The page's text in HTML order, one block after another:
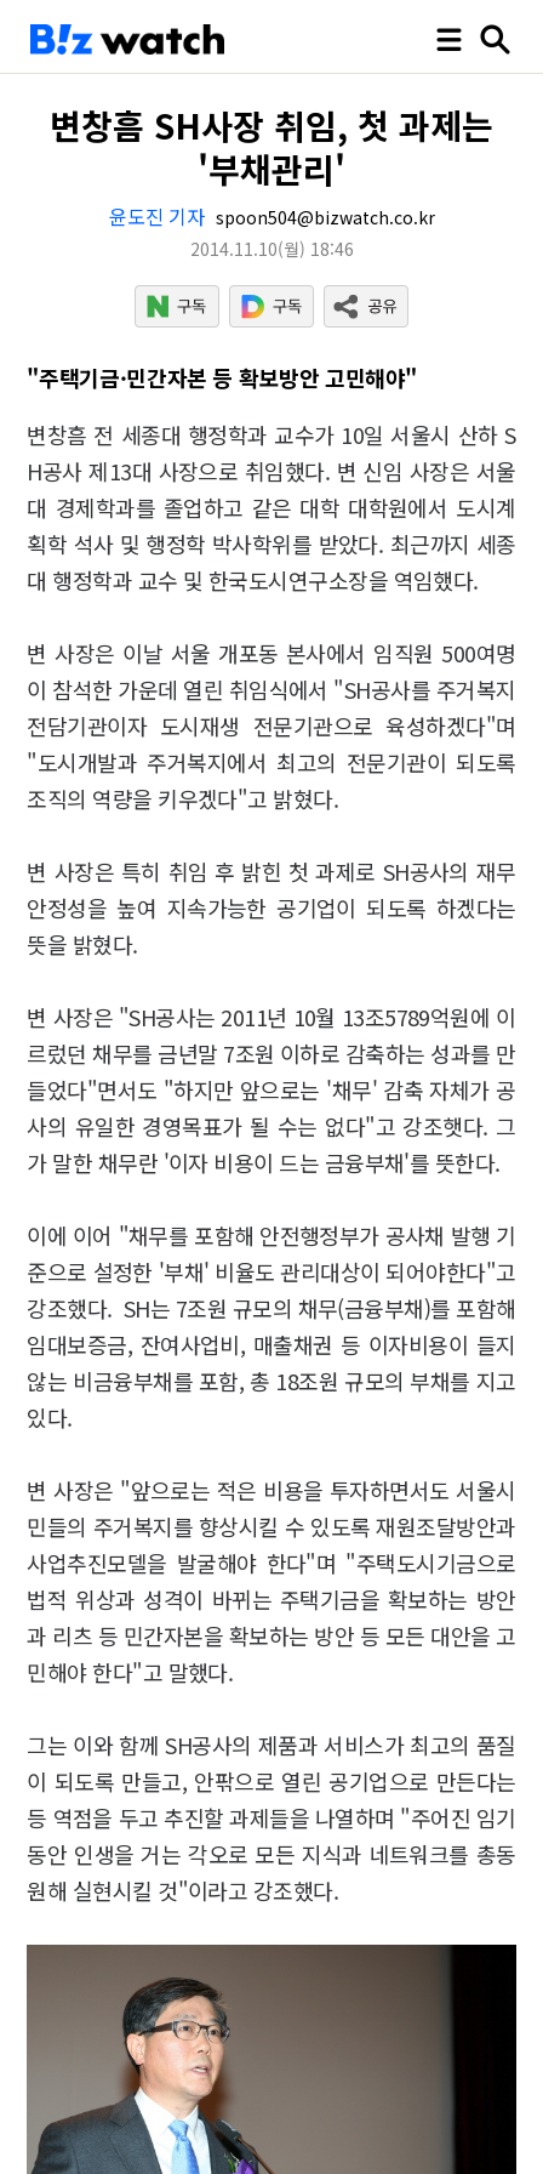
변창흠 SH사장 취임, 첫 과제는
'부채관리'
윤도진 기자 spoon504@bizwatch.co.kr
2014.11.10(월) 18:46
"주택기금·민간자본 등 확보방안 고민해야"
변창흠 전 세종대 행정학과 교수가 10일 서울시 산하 S
H공사 제13대 사장으로 취임했다. 변 신임 사장은 서울
대 경제학과를 졸업하고 같은 대학 대학원에서 도시계
획학 석사 및 행정학 박사학위를 받았다. 최근까지 세종
대 행정학과 교수 및 한국도시연구소장을 역임했다.
변 사장은 이날 서울 개포동 본사에서 임직원 500여명
이 참석한 가운데 열린 취임식에서 "SH공사를 주거복지
전담기관이자 도시재생 전문기관으로 육성하겠다"며
"도시개발과 주거복지에서 최고의 전문기관이 되도록
조직의 역량을 키우겠다"고 밝혔다.
변 사장은 특히 취임 후 밝힌 첫 과제로 SH공사의 재무
안정성을 높여 지속가능한 공기업이 되도록 하겠다는
뜻을 밝혔다.
변 사장은 "SH공사는 2011년 10월 13조5789억원에 이
르렀던 채무를 금년말 7조원 이하로 감축하는 성과를 만
들었다"면서도 "하지만 앞으로는 '채무' 감축 자체가 공
사의 유일한 경영목표가 될 수는 없다"고 강조햇다. 그
가 말한 채무란 '이자 비용이 드는 금융부채'를 뜻한다.
이에 이어 "채무를 포함해 안전행정부가 공사채 발행 기
준으로 설정한 '부채' 비율도 관리대상이 되어야한다"고
강조했다. SH는 7조원 규모의 채무(금융부채)를 포함해
임대보증금, 잔여사업비, 매출채권 등 이자비용이 들지
않는 비금융부채를 포함, 총 18조원 규모의 부채를 지고
있다.
변 사장은 "앞으로는 적은 비용을 투자하면서도 서울시
민들의 주거복지를 향상시킬 수 있도록 재원조달방안과
사업추진모델을 발굴해야 한다"며 "주택도시기금으로
법적 위상과 성격이 바뀌는 주택기금을 확보하는 방안
과 리츠 등 민간자본을 확보하는 방안 등 모든 대안을 고
민해야 한다"고 말했다.
그는 이와 함께 SH공사의 제품과 서비스가 최고의 품질
이 되도록 만들고, 안팎으로 열린 공기업으로 만든다는
등 역점을 두고 추진할 과제들을 나열하며 "주어진 임기
동안 인생을 거는 각오로 모든 지식과 네트워크를 총동
원해 실현시킬 것"이라고 강조했다.